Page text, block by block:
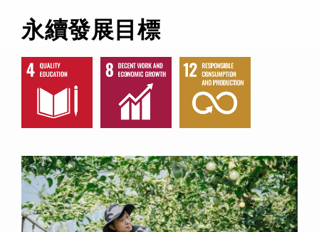
永續發展目標